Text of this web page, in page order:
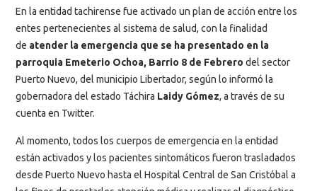
En la entidad tachirense fue activado un plan de acción entre los
entes pertenecientes al sistema de salud, con la finalidad
de atender la emergencia que se ha presentado en la
parroquia Emeterio Ochoa, Barrio 8 de Febrero del sector
Puerto Nuevo, del municipio Libertador, según lo informó la
gobernadora del estado Táchira Laidy Gómez, a través de su
cuenta en Twitter.
Al momento, todos los cuerpos de emergencia en la entidad
están activados y los pacientes sintomáticos fueron trasladados
desde Puerto Nuevo hasta el Hospital Central de San Cristóbal a